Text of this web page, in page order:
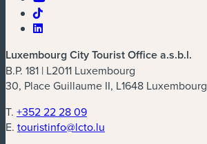
Luxembourg City Tourist Office a.s.b.l.
B.P. 181 | L2011 Luxembourg
30, Place Guillaume II, L1648 Luxembourg
T. +352 22 28 09
E. touristinfo@lcto.lu